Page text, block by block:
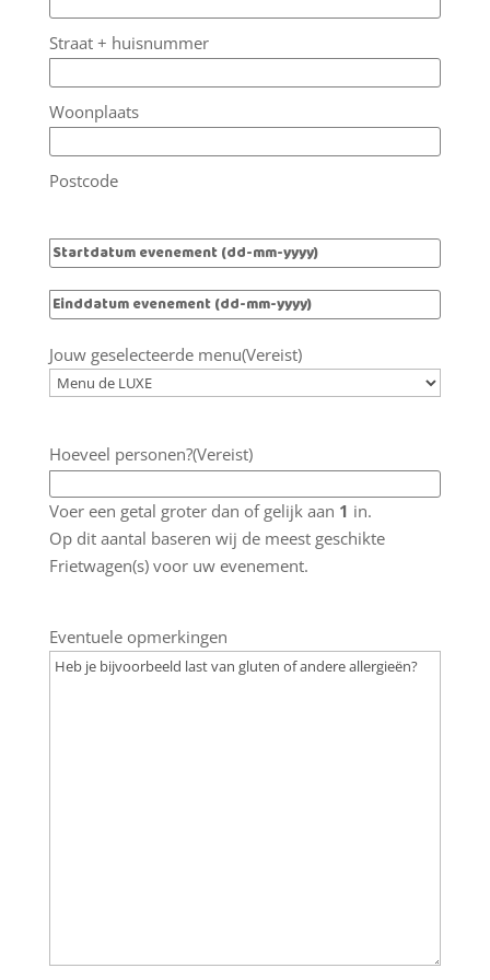
Straat + huisnummer
Woonplaats
Postcode
Startdatum
DD
MM
JJJJ
Einddatum
DD
MM
slash
Jouw geselecteerde menu(Vereist)
Hoeveel personen?(Vereist)
Voer een getal groter dan of gelijk aan 1 in.
Op dit aantal baseren wij de meest geschikte
Frietwagen(s) voor uw evenement.
Eventuele opmerkingen